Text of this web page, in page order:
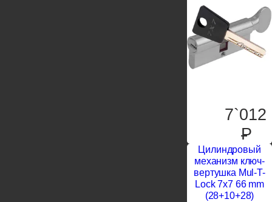
7`012
P
Цилиндровый
механизм ключ-
вертушка Mul-T-
Lock 7x7 66 mm
(28+10+28)